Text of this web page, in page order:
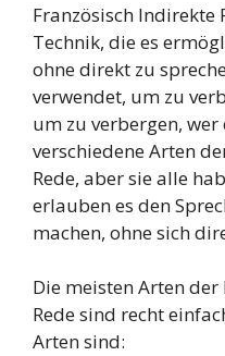
Französisch Indirekte
Technik, die es
ohne direkt zu
verwendet, um zu
um zu verbergen,
verschiedene Arten
Rede, aber sie alle
erlauben es den
machen, ohne sich
Die meisten Arten
Rede sind recht
Arten sind: